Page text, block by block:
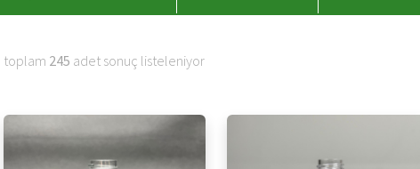
toplam 245 adet sonuç listeleniyor